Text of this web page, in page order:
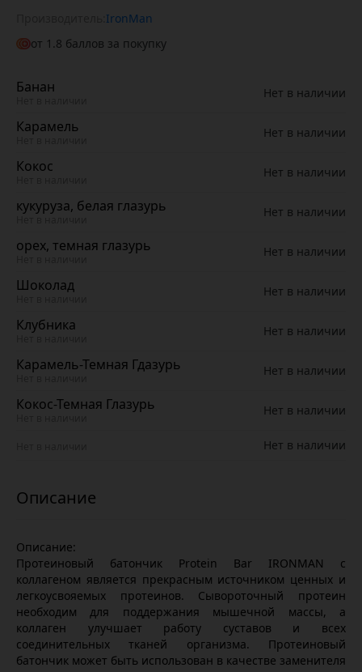
IronMan
от 1.8 баллов за покупку
Банан Нет в наличии
Карамель Нет в наличии
Кокос Нет в наличии
кукуруза, белая глазурь Нет в наличии
орех, темная глазурь Нет в наличии
Шоколад Нет в наличии
Клубника Нет в наличии
Карамель-Темная Гдазурь Нет в наличии
Кокос-Темная Глазурь Нет в наличии
Нет в наличии
Описание:
Протеиновый батончик Protein Bar IRONMAN с
коллагеном является прекрасным источником ценных и
легкоусвояемых протеинов. Сывороточный протеин
необходим для поддержания мышечной массы, а
коллаген улучшает работу суставов и всех
соединительных тканей организма. Протеиновый
батончик может быть использован в качестве заменителя